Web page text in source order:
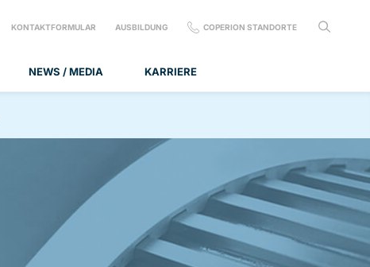
NEWS / MEDIA KARRIERE
KONTAKTFORMULAR AUSBILDUNG COPERION STANDORTE